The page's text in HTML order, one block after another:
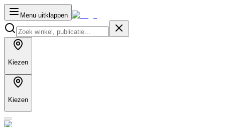
Menu uitklappen
Kiezen
Kiezen